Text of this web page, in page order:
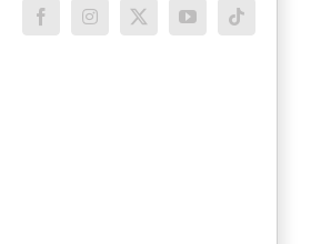
FacebookInstagram
X YouTubeTiktok